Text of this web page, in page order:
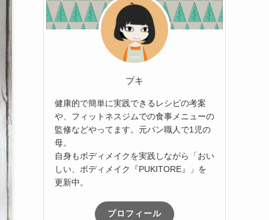
プキ
健康的で簡単に実践できるレシピの考案
や、フィットネスジムでの食事メニューの
監修などやってます。元パン職人で1児の
母。
自身もボディメイクを実践しながら「おい
しい、ボディメイク『PUKITORE』」を
更新中。
プロフィール